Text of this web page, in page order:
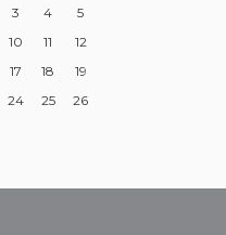
3 4
5
10 11
12
17 18
19
24 25
26